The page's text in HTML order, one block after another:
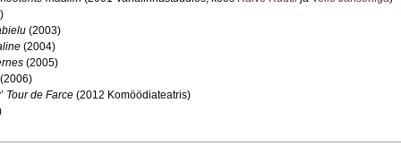
(2003)
(2004)
(2005)
(2006)
Tour de Farce (2012 Komöödiateatris)